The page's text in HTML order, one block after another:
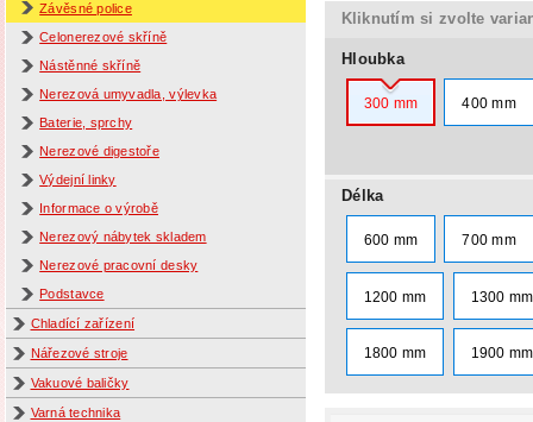
Závěsné police
Celonerezové skříně
Nástěnné skříně
Nerezová umyvadla, výlevka
Baterie, sprchy
Nerezové digestoře
Výdejní linky
Informace o výrobě
Nerezový nábytek skladem
Nerezové pracovní desky
Podstavce
Chladící zařízení
Nářezové stroje
Vakuové baličky
Varná technika
Kliknutím si zvolte
Hloubka
300 mm 400 mm
Délka
600 mm 700 mm
1200 mm 1300 mm
1800 mm 1900 mm